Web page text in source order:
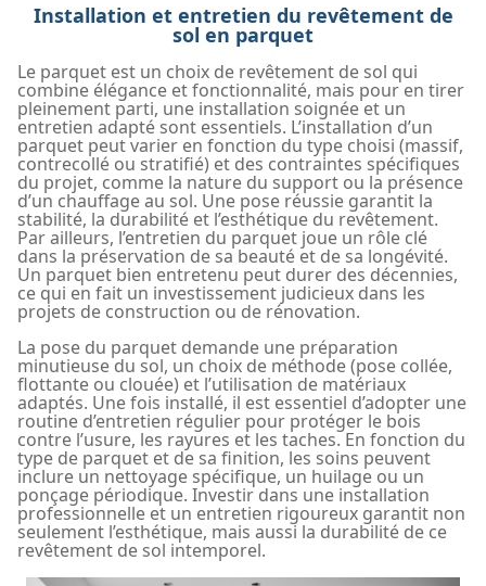
Installation et entretien du revêtement de
sol en parquet
Le parquet est un choix de revêtement de sol qui
combine élégance et fonctionnalité, mais pour en tirer
pleinement parti, une installation soignée et un
entretien adapté sont essentiels. L’installation d’un
parquet peut varier en fonction du type choisi (massif,
contrecollé ou stratifié) et des contraintes spécifiques
du projet, comme la nature du support ou la présence
d’un chauffage au sol. Une pose réussie garantit la
stabilité, la durabilité et l’esthétique du revêtement.
Par ailleurs, l’entretien du parquet joue un rôle clé
dans la préservation de sa beauté et de sa longévité.
Un parquet bien entretenu peut durer des décennies,
ce qui en fait un investissement judicieux dans les
projets de construction ou de rénovation.
La pose du parquet demande une préparation
minutieuse du sol, un choix de méthode (pose collée,
flottante ou clouée) et l’utilisation de matériaux
adaptés. Une fois installé, il est essentiel d’adopter une
routine d’entretien régulier pour protéger le bois
contre l’usure, les rayures et les taches. En fonction du
type de parquet et de sa finition, les soins peuvent
inclure un nettoyage spécifique, un huilage ou un
ponçage périodique. Investir dans une installation
professionnelle et un entretien rigoureux garantit non
seulement l’esthétique, mais aussi la durabilité de ce
revêtement de sol intemporel.